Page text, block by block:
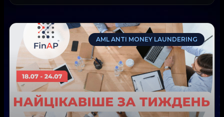
AML ANTI MONEY LAUNDERING